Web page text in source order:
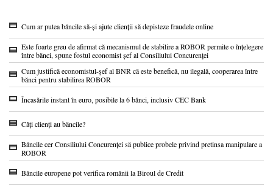
Cum ar putea băncile să-și ajute clienții să depisteze fraudele online
Este foarte greu de afirmat că mecanismul de stabilire a ROBOR permite o înțelegere
între bănci, spune fostul economist șef al Consiliului Concurenței
Cum justifică economistul-șef al BNR că este benefică, nu ilegală, cooperarea între
bănci pentru stabilirea ROBOR
Încasările instant în euro, posibile la 6 bănci, inclusiv CEC Bank
Câți clienți au băncile?
Băncile cer Consiliului Concurenței să publice probele privind pretinsa manipulare a
ROBOR
Băncile europene pot verifica românii la Biroul de Credit